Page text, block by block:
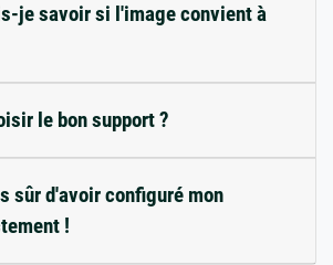
je savoir si l'image convient à
le bon support ?
sûr d'avoir configuré mon
!